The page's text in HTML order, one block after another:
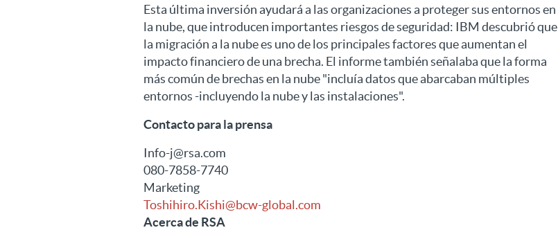
Esta última inversión ayudará a las organizaciones a proteger sus entornos en
la nube, que introducen importantes riesgos de seguridad: IBM descubrió que
la migración a la nube es uno de los principales factores que aumentan el
impacto financiero de una brecha. El informe también señalaba que la forma
más común de brechas en la nube "incluía datos que abarcaban múltiples
entornos -incluyendo la nube y las instalaciones".
Contacto para la prensa
Info-j@rsa.com
080-7858-7740
Marketing
Toshihiro.Kishi@bcw-global.com
Acerca de RSA